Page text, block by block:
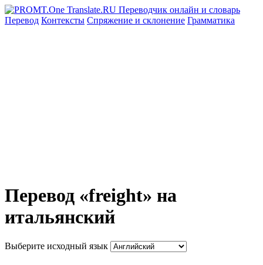
Перевод Контексты Спряжение и склонение Грамматика
Перевод «freight» на
итальянский
Выберите исходный язык